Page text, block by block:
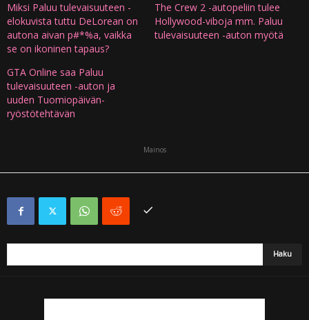
Miksi Paluu tulevaisuuteen -
elokuvista tuttu DeLorean on
autona aivan p#*%a, vaikka
se on ikoninen tapaus?
The Crew 2 -autopeliin tulee
Hollywood-viboja mm. Paluu
tulevaisuuteen -auton myötä
GTA Online saa Paluu
tulevaisuuteen -auton ja
uuden Tuomiopäivän-
ryöstötehtävän
Mainos